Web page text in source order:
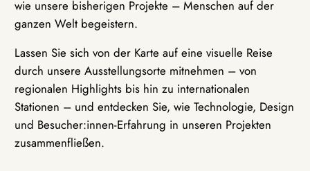
wie unsere bisherigen Projekte – Menschen auf der
ganzen Welt begeistern.
Lassen Sie sich von der Karte auf eine visuelle Reise
durch unsere Ausstellungsorte mitnehmen – von
regionalen Highlights bis hin zu internationalen
Stationen – und entdecken Sie, wie Technologie, Design
und Besucher:innen-Erfahrung in unseren Projekten
zusammenfließen.